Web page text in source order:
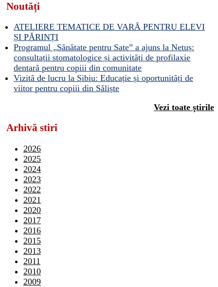
Noutăți
ATELIERE TEMATICE DE VARĂ PENTRU ELEVI
ȘI PĂRINȚI
Programul „Sănătate pentru Sate” a ajuns la Netuș:
consultații stomatologice și activități de profilaxie
dentară pentru copiii din comunitate
Vizită de lucru la Sibiu: Educație și oportunități de
viitor pentru copiii din Săliște
Vezi toate ştirile
Arhivă stiri
2026
2025
2024
2023
2022
2021
2020
2017
2016
2015
2013
2011
2010
2009